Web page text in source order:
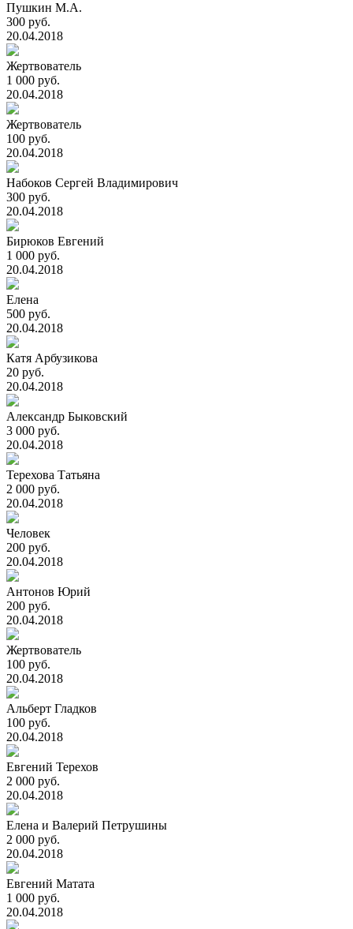
Пушкин М.А.
300 руб.
20.04.2018
Жертвователь
1 000 руб.
20.04.2018
Жертвователь
100 руб.
20.04.2018
Набоков Сергей Владимирович
300 руб.
20.04.2018
Бирюков Евгений
1 000 руб.
20.04.2018
Елена
500 руб.
20.04.2018
Катя Арбузикова
20 руб.
20.04.2018
Александр Быковский
3 000 руб.
20.04.2018
Терехова Татьяна
2 000 руб.
20.04.2018
Человек
200 руб.
20.04.2018
Антонов Юрий
200 руб.
20.04.2018
Жертвователь
100 руб.
20.04.2018
Альберт Гладков
100 руб.
20.04.2018
Евгений Терехов
2 000 руб.
20.04.2018
Елена и Валерий Петрушины
2 000 руб.
20.04.2018
Евгений Матата
1 000 руб.
20.04.2018